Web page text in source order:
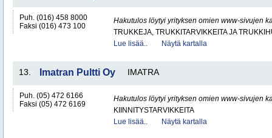
Puh. (016) 458 8000
Faksi (016) 473 100
Hakutulos löytyi yrityksen omien www-sivujen
TRUKKEJA, TRUKKITARVIKKEITA JA
Lue lisää..
Näytä kartalla
13. Imatran Pultti Oy IMATRA
Puh. (05) 472 6166
Faksi (05) 472 6169
Hakutulos löytyi yrityksen omien www-sivujen
KIINNITYSTARVIKKEITA
Lue lisää..
Näytä kartalla